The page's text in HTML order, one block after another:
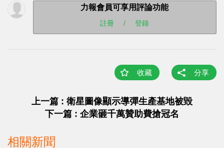
力報會員可享用評論功能
註冊 / 登錄
收藏 分享
上一篇 : 衛星圖像顯示導彈生產基地被毀
下一篇 : 企業砸千萬贊助費搶冠名
相關新聞